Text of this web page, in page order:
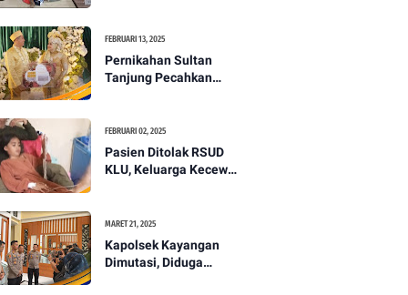
Gantung Diri
FEBRUARI 13, 2025
Pernikahan Sultan
Tanjung Pecahkan
PENANTB
FEBRUARI 02, 2025
Pasien Ditolak RSUD
KLU, Keluarga Kecewa
MARET 21, 2025
Kapolsek Kayangan
Dimutasi, Diduga